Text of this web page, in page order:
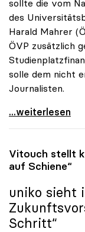
sollte die vom
des
Harald Mahrer
ÖVP zusätzlich
solle dem nicht
Journalisten.
Erhöhung des
...weiterlesen
Vitouch stellt
auf Schiene“
uniko sieht
Schritt“